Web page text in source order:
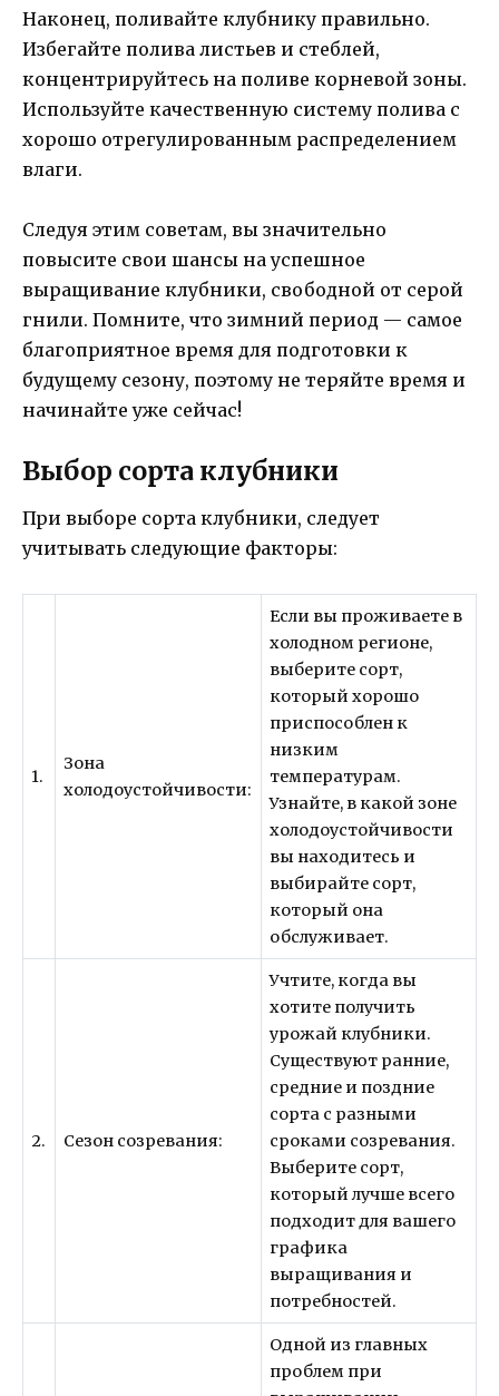
Наконец, поливайте клубнику правильно.
Избегайте полива листьев и стеблей,
концентрируйтесь на поливе корневой зоны.
Используйте качественную систему полива с
хорошо отрегулированным распределением
влаги.
Следуя этим советам, вы значительно
повысите свои шансы на успешное
выращивание клубники, свободной от серой
гнили. Помните, что зимний период — самое
благоприятное время для подготовки к
будущему сезону, поэтому не теряйте время и
начинайте уже сейчас!
Выбор сорта клубники
При выборе сорта клубники, следует
учитывать следующие факторы:
1.
Зона
холодоустойчивости:
Если вы проживаете в
холодном регионе,
выберите сорт,
который хорошо
приспособлен к
низким
температурам.
Узнайте, в какой зоне
холодоустойчивости
вы находитесь и
выбирайте сорт,
который она
обслуживает.
2. Сезон созревания:
Учтите, когда вы
хотите получить
урожай клубники.
Существуют ранние,
средние и поздние
сорта с разными
сроками созревания.
Выберите сорт,
который лучше всего
подходит для вашего
графика
выращивания и
потребностей.
Одной из главных
проблем при